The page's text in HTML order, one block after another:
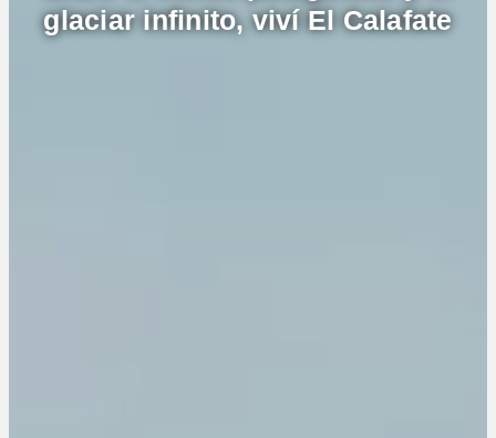
glaciar infinito, viví El Calafate